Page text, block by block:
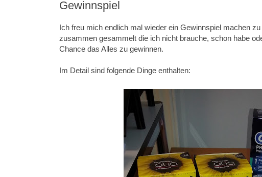
Gewinnspiel
Ich freu mich endlich mal wieder ein Gewinnspiel machen
zusammen gesammelt die ich nicht brauche, schon habe
Chance das Alles zu gewinnen.
Im Detail sind folgende Dinge enthalten: